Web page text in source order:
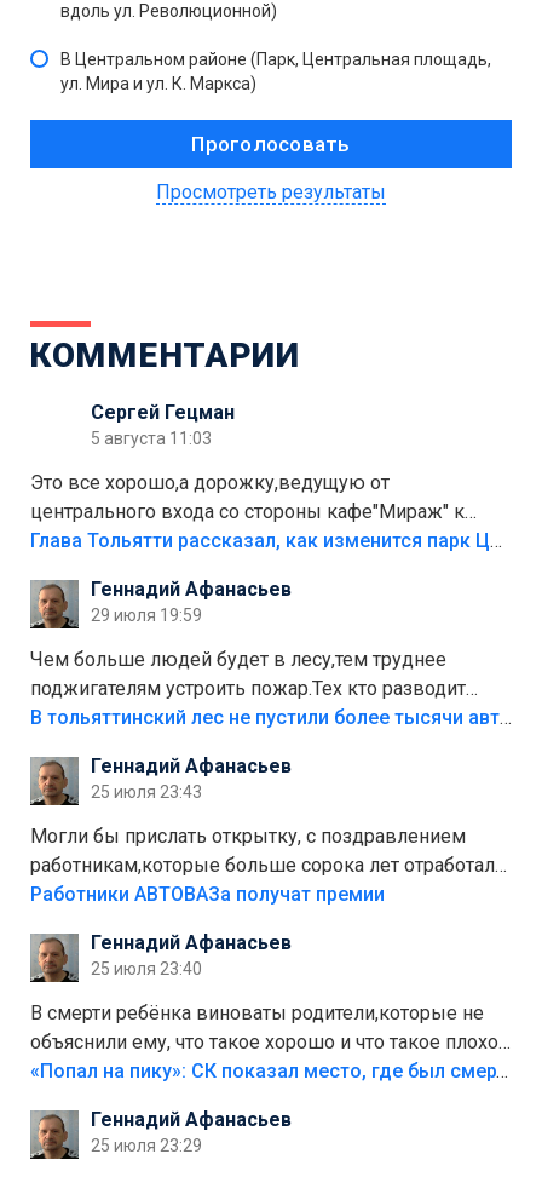
вдоль ул. Революционной)
В Центральном районе (Парк, Центральная площадь,
ул. Мира и ул. К. Маркса)
Просмотреть результаты
КОММЕНТАРИИ
Сергей Гецман
5 августа 11:03
Это все хорошо,а дорожку,ведущую от
центрального входа со стороны кафе"Мираж" к
аттракционам слабо доделать?А то бордюры
лежала в парке и испортилась.Да еще,видимо,часть
украли.
Глава Тольятти рассказал, как изменится парк Центрального района
Геннадий Афанасьев
29 июля 19:59
Чем больше людей будет в лесу,тем труднее
поджигателям устроить пожар.Тех кто разводит
костры,тех надо безбожно штрафовать.Камер полно
Штрафы мизерные.
В тольяттинский лес не пустили более тысячи автомобилей
Геннадий Афанасьев
25 июля 23:43
Могли бы прислать открытку, с поздравлением
работникам,которые больше сорока лет отработали
на предприятии.
Работники АВТОВАЗа получат премии
Геннадий Афанасьев
25 июля 23:40
В смерти ребёнка виноваты родители,которые не
объяснили ему, что такое хорошо и что такое плохо!
Лезть через такой забор,верх безумия,есть же
свою судьбу.
«Попал на пику»: СК показал место, где был смертельно травмирован ребенок в Тольятти
Геннадий Афанасьев
25 июля 23:29